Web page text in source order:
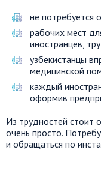
не потребуется
рабочих мест
иностранцев,
узбекистанцы
медицинской
каждый
оформив
Из трудностей стоит
очень просто.
и обращаться по